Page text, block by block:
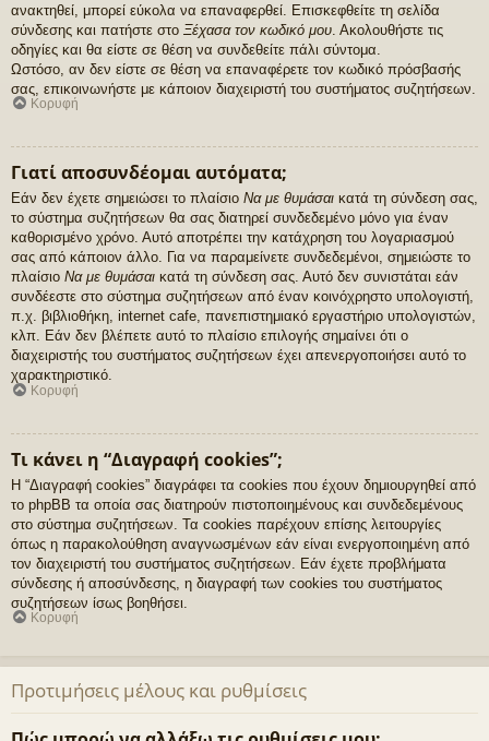
ανακτηθεί, μπορεί εύκολα να επαναφερθεί. Επισκεφθείτε τη σελίδα
σύνδεσης και πατήστε στο Ξέχασα τον κωδικό μου . Ακολουθήστε τις
οδηγίες και θα είστε σε θέση να συνδεθείτε πάλι σύντομα.
Ωστόσο, αν δεν είστε σε θέση να επαναφέρετε τον κωδικό πρόσβασής
σας, επικοινωνήστε με κάποιον διαχειριστή του συστήματος συζητήσεων.
Κορυφή
Γιατί αποσυνδέομαι αυτόματα;
Εάν δεν έχετε σημειώσει το πλαίσιο Να με θυμάσαι κατά τη σύνδεση σας,
το σύστημα συζητήσεων θα σας διατηρεί συνδεδεμένο μόνο για έναν
καθορισμένο χρόνο. Αυτό αποτρέπει την κατάχρηση του λογαριασμού
σας από κάποιον άλλο. Για να παραμείνετε συνδεδεμένοι, σημειώστε το
πλαίσιο Να με θυμάσαι κατά τη σύνδεση σας. Αυτό δεν συνιστάται εάν
συνδέεστε στο σύστημα συζητήσεων από έναν κοινόχρηστο υπολογιστή,
π.χ. βιβλιοθήκη, internet cafe, πανεπιστημιακό εργαστήριο υπολογιστών,
κλπ. Εάν δεν βλέπετε αυτό το πλαίσιο επιλογής σημαίνει ότι ο
διαχειριστής του συστήματος συζητήσεων έχει απενεργοποιήσει αυτό το
χαρακτηριστικό.
Κορυφή
Τι κάνει η “Διαγραφή cookies”;
Η “Διαγραφή cookies” διαγράφει τα cookies που έχουν δημιουργηθεί από
το phpBB τα οποία σας διατηρούν πιστοποιημένους και συνδεδεμένους
στο σύστημα συζητήσεων. Τα cookies παρέχουν επίσης λειτουργίες
όπως η παρακολούθηση αναγνωσμένων εάν είναι ενεργοποιημένη από
τον διαχειριστή του συστήματος συζητήσεων. Εάν έχετε προβλήματα
σύνδεσης ή αποσύνδεσης, η διαγραφή των cookies του συστήματος
συζητήσεων ίσως βοηθήσει.
Κορυφή
Προτιμήσεις μέλους και ρυθμίσεις